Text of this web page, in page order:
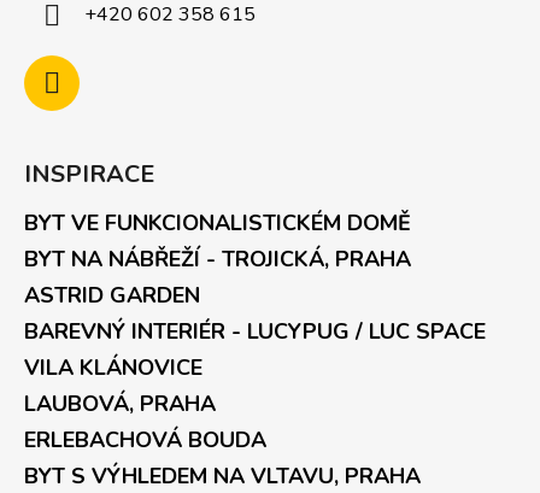
+420 602 358 615
INSPIRACE
BYT VE FUNKCIONALISTICKÉM DOMĚ
BYT NA NÁBŘEŽÍ - TROJICKÁ, PRAHA
ASTRID GARDEN
BAREVNÝ INTERIÉR - LUCYPUG / LUC SPACE
VILA KLÁNOVICE
LAUBOVÁ, PRAHA
ERLEBACHOVÁ BOUDA
BYT S VÝHLEDEM NA VLTAVU, PRAHA